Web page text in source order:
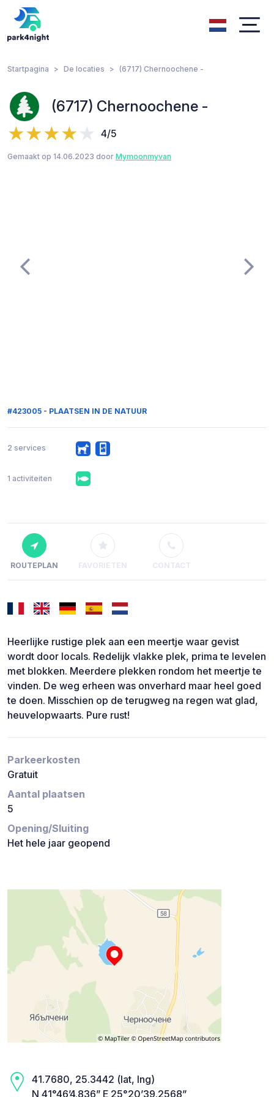
Startpagina De locaties (6717) Chernoochene -
(6717) Chernoochene -
4/5
Gemaakt op 14.06.2023 door Mymoonmyvan
#423005 - PLAATSEN IN DE NATUUR
2 services
1 activiteiten
ROUTEPLAN FAVORIETEN CONTACT
Heerlijke rustige plek aan een meertje waar gevist
wordt door locals. Redelijk vlakke plek, prima te levelen
met blokken. Meerdere plekken rondom het meertje te
vinden. De weg erheen was onverhard maar heel goed
te doen. Misschien op de terugweg na regen wat glad,
heuvelopwaarts. Pure rust!
Parkeerkosten
Gratuit
Aantal plaatsen
5
Opening/Sluiting
Het hele jaar geopend
41.7680, 25.3442 (lat, lng)
N 41°46’4.836” E 25°20’39.2568”